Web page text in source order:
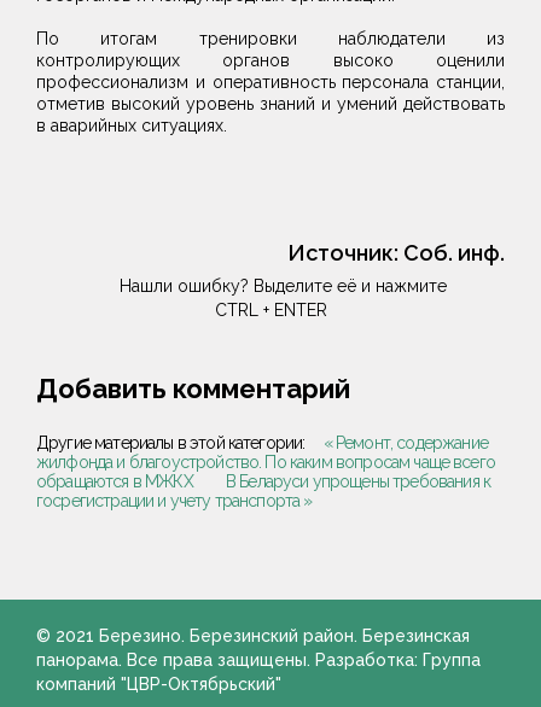
По итогам тренировки наблюдатели из
контролирующих органов высоко оценили
профессионализм и оперативность персонала станции,
отметив высокий уровень знаний и умений действовать
в аварийных ситуациях.
Источник: Соб. инф.
Нашли ошибку? Выделите её и нажмите
CTRL + ENTER
Добавить комментарий
Другие материалы в этой категории:
« Ремонт, содержание
жилфонда и благоустройство. По каким вопросам чаще всего
обращаются в МЖКХ
В Беларуси упрощены требования к
госрегистрации и учету транспорта »
© 2021 Березино. Березинский район. Березинская
панорама. Все права защищены. Разработка: Группа
компаний "ЦВР-Октябрьский"